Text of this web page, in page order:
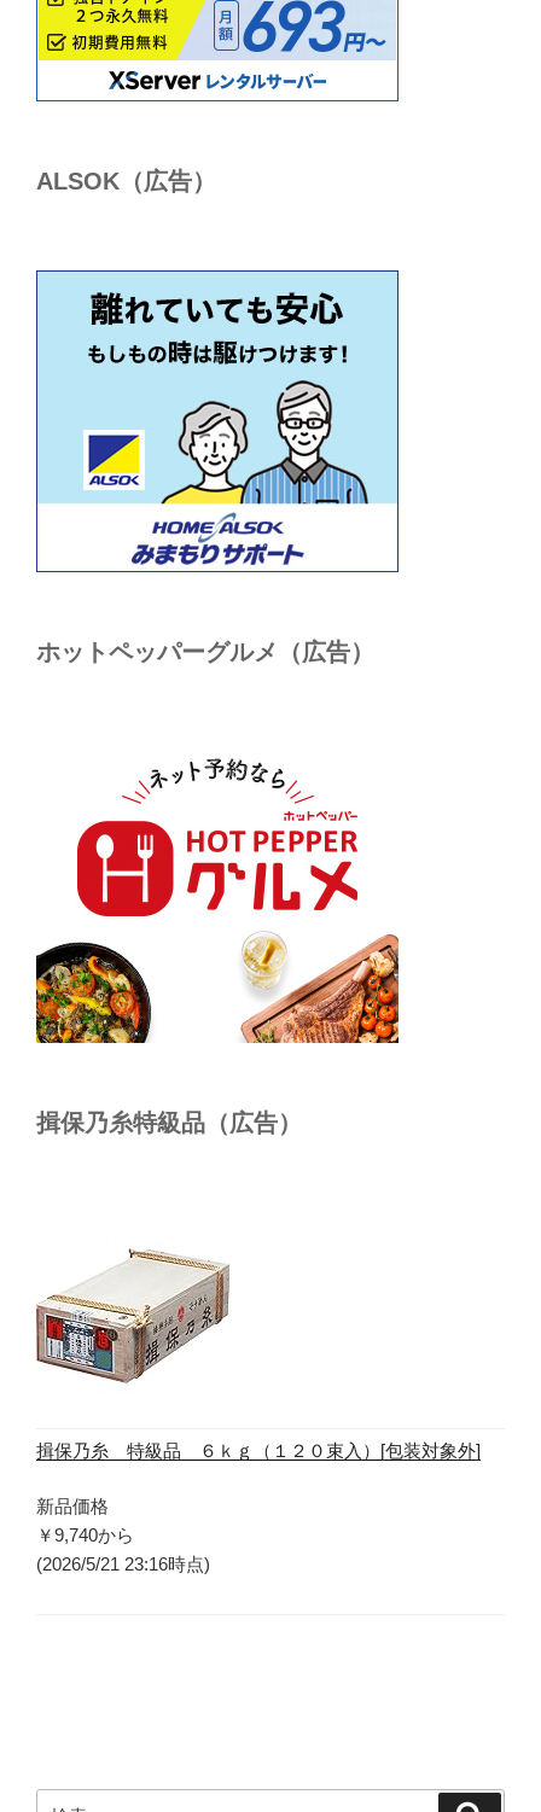
ALSОK（広告）
ホットペッパーグルメ（広告）
揖保乃糸特級品（広告）
揖保乃糸 特級品 ６ｋｇ（１２０束入）[包装対象外]
新品価格
￥9,740から
(2026/5/21 23:16時点)